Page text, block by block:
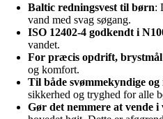
Baltic redningsvest til børn:
vand med svag søgang.
ISO 12402-4 godkendt i
vandet.
For præcis opdrift, brystmål
og komfort.
Til både svømmekyndige
sikkerhed og tryghed for alle
Gør det nemmere at vende